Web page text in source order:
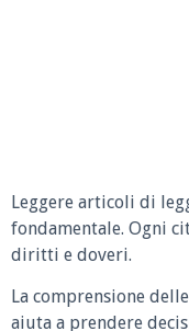
Leggere articoli di
fondamentale. Ogni
diritti e doveri.
La comprensione
aiuta a prendere